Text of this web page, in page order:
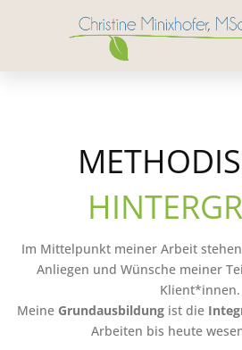
Im Mittelpunkt meiner Arbeit
Anliegen und Wünsche meiner
Klient*innen.
Meine Grundausbildung ist die
Arbeiten bis heute